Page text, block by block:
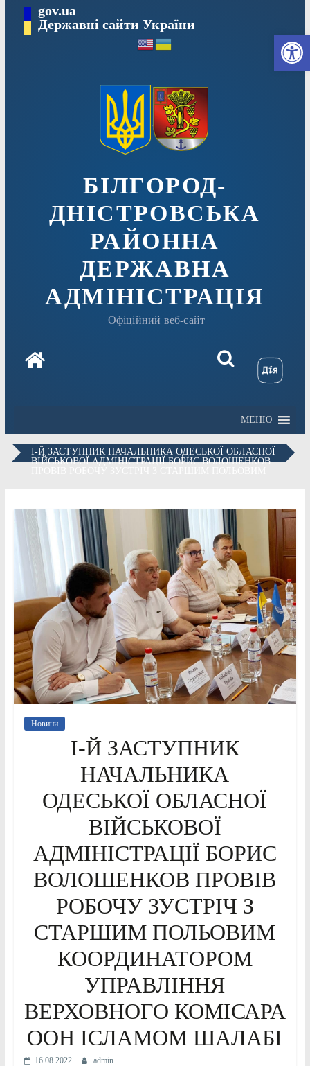
вмісту
gov.ua
Державні сайти України
БІЛГОРОД-
ДНІСТРОВСЬКА
РАЙОННА
ДЕРЖАВНА
АДМІНІСТРАЦІЯ
Офіційний веб-сайт
МЕНЮ
І-Й ЗАСТУПНИК НАЧАЛЬНИКА ОДЕСЬКОЇ ОБЛАСНОЇ
ВІЙСЬКОВОЇ АДМІНІСТРАЦІЇ БОРИС ВОЛОШЕНКОВ
Новини
І-Й ЗАСТУПНИК
НАЧАЛЬНИКА
ОДЕСЬКОЇ ОБЛАСНОЇ
ВІЙСЬКОВОЇ
АДМІНІСТРАЦІЇ БОРИС
ВОЛОШЕНКОВ ПРОВІВ
РОБОЧУ ЗУСТРІЧ З
СТАРШИМ ПОЛЬОВИМ
КООРДИНАТОРОМ
УПРАВЛІННЯ
ВЕРХОВНОГО КОМІСАРА
ООН ІСЛАМОМ ШАЛАБІ
16.08.2022 admin